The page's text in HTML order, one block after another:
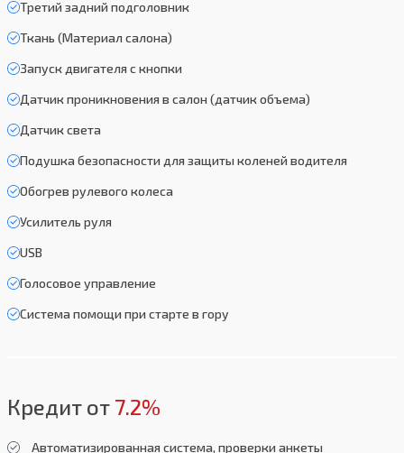
Третий задний подголовник
Ткань (Материал салона)
Запуск двигателя с кнопки
Датчик проникновения в салон (датчик объема)
Датчик света
Подушка безопасности для защиты коленей водителя
Обогрев рулевого колеса
Усилитель руля
USB
Голосовое управление
Система помощи при старте в гору
Кредит от 7.2%
Автоматизированная система, проверки анкеты